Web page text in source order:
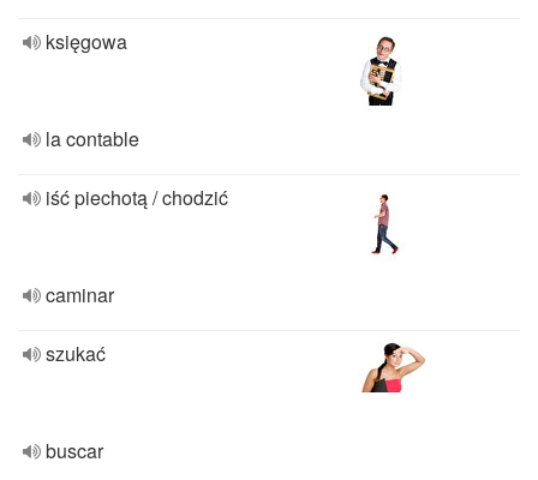
księgowa
la contable
iść piechotą / chodzić
caminar
szukać
buscar